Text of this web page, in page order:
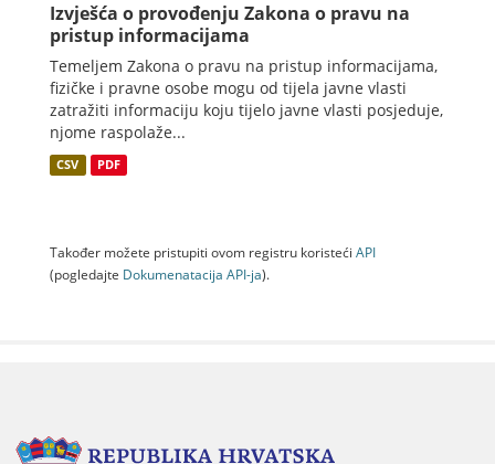
Izvješća o provođenju Zakona o pravu na
pristup informacijama
Temeljem Zakona o pravu na pristup informacijama,
fizičke i pravne osobe mogu od tijela javne vlasti
zatražiti informaciju koju tijelo javne vlasti posjeduje,
njome raspolaže...
CSV PDF
Također možete pristupiti ovom registru koristeći API
(pogledajte Dokumenаtаcijа API-jа).